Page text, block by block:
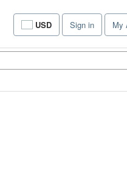
USD
Site
shopping
Sign in My